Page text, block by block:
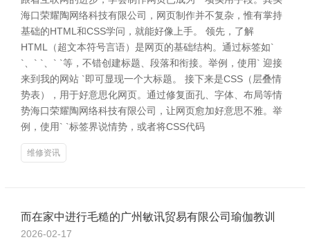
海口荣耀陶网络科技有限公司，网页制作并不复杂，惟有掌持
基础的HTML和CSS学问，就能好像上手。 领先，了解
HTML（超文本符号言语）是网页的基础结构。通过标签如`
`、` `、` `等，不错创建标题、段落和衔接。举例，使用` 迎接
来到我的网站 `即可显现一个大标题。 接下来是CSS（层叠情
势表），用于好意思化网页。通过修复面孔、字体、布局等情
势海口荣耀陶网络科技有限公司，让网页愈加好意思不雅。举
例，使用` `标签界说情势，或者将CSS代码
维修资讯
而在家中进行毛糙的广州敏讯贸易有限公司瑜伽教训
2026-02-17